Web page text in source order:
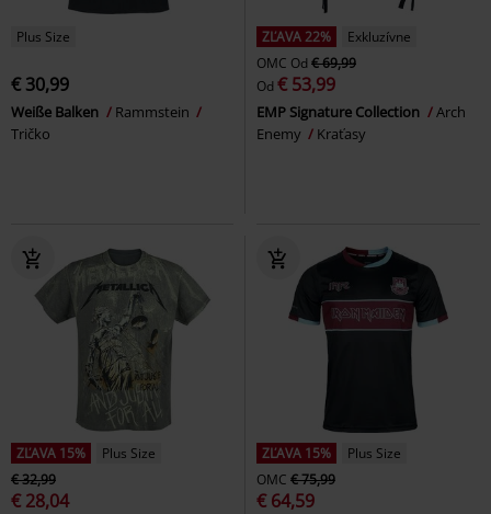
Plus Size
€ 30,99
Weiße Balken
Rammstein
Tričko
ZĽAVA 22%
Exkluzívne
OMC Od € 69,99
Od € 53,99
EMP Signature Collection
Arch
Enemy
Kraťasy
ZĽAVA 15%
Plus Size
€ 32,99
€ 28,04
ZĽAVA 15%
Plus Size
OMC € 75,99
€ 64,59